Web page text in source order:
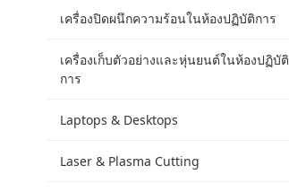
เครื่องปิดผนึกความร้อนในห้องปฏิบัติการ
เครื่องเก็บตัวอย่างและหุ่นยนต์ในห้องปฏิบัติ
การ
Laptops & Desktops
Laser & Plasma Cutting